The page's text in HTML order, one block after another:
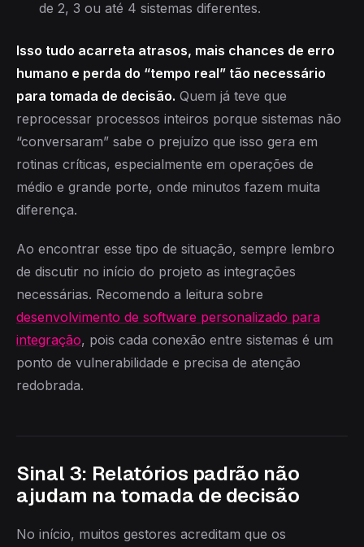
de 2, 3 ou até 4 sistemas diferentes.
Isso tudo acarreta atrasos, mais chances de erro
humano e perda do “tempo real” tão necessário
para tomada de decisão. Quem já teve que
reprocessar processos inteiros porque sistemas não
“conversaram” sabe o prejuízo que isso gera em
rotinas críticas, especialmente em operações de
médio e grande porte, onde minutos fazem muita
diferença.
Ao encontrar esse tipo de situação, sempre lembro
de discutir no início do projeto as integrações
necessárias. Recomendo a leitura sobre
desenvolvimento de software personalizado para
integração, pois cada conexão entre sistemas é um
ponto de vulnerabilidade e precisa de atenção
redobrada.
Sinal 3: Relatórios padrão não
ajudam na tomada de decisão
No início, muitos gestores acreditam que os